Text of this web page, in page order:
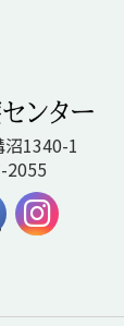
1340-1
2055